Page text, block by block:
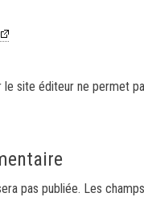
site éditeur ne permet
pas publiée. Les